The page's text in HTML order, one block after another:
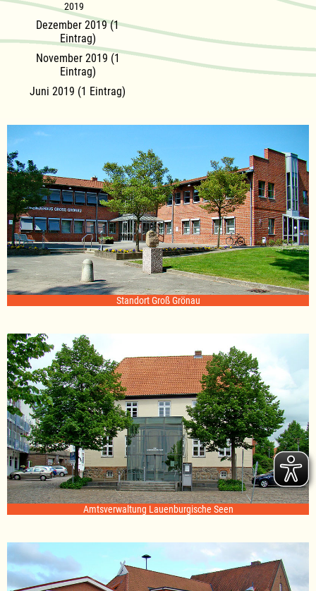
2019
Dezember 2019 (1
Eintrag)
November 2019 (1
Eintrag)
Juni 2019 (1 Eintrag)
Standort Groß Grönau
Amtsverwaltung Lauenburgische Seen